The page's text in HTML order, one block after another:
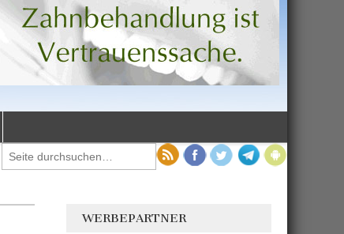
WERBEPARTNER